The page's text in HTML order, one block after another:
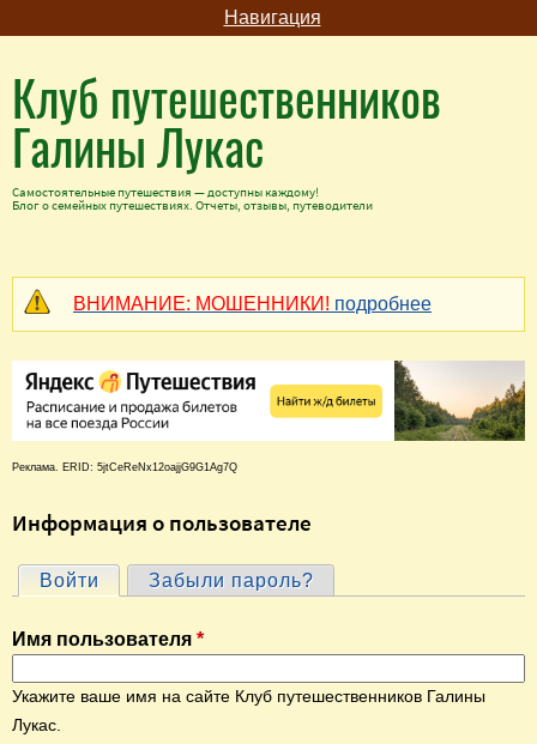
Навигация
Клуб путешественников
Галины Лукас
Самостоятельные путешествия — доступны каждому!
Блог о семейных путешествиях. Отчеты, отзывы, путеводители
ВНИМАНИЕ: МОШЕННИКИ! подробнее
Реклама. ERID: 5jtCeReNx12oajjG9G1Ag7Q
Информация о пользователе
Г
л
а
в
н
Войти (активная вкладка)
Забыли пароль?
Имя пользователя *
Укажите ваше имя на сайте Клуб путешественников Галины
Лукас.